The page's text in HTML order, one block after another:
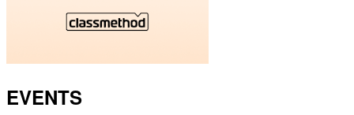
EVENTS